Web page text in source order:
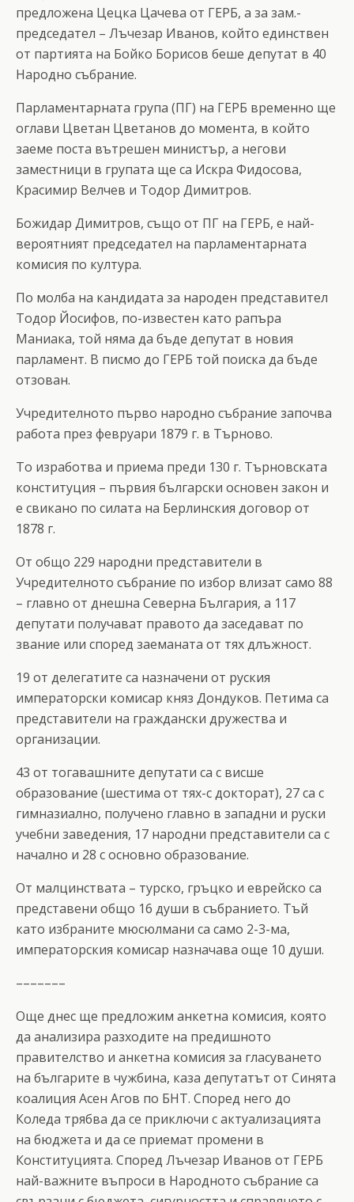
предложена Цецка Цачева от ГЕРБ, а за зам.-
председател – Лъчезар Иванов, който единствен
от партията на Бойко Борисов беше депутат в 40
Народно събрание.
Парламентарната група (ПГ) на ГЕРБ временно ще
оглави Цветан Цветанов до момента, в който
заеме поста вътрешен министър, а негови
заместници в групата ще са Искра Фидосова,
Красимир Велчев и Тодор Димитров.
Божидар Димитров, също от ПГ на ГЕРБ, е най-
вероятният председател на парламентарната
комисия по култура.
По молба на кандидата за народен представител
Тодор Йосифов, по-известен като рапъра
Маниака, той няма да бъде депутат в новия
парламент. В писмо до ГЕРБ той поиска да бъде
отзован.
Учредителното първо народно събрание започва
работа през февруари 1879 г. в Търново.
То изработва и приема преди 130 г. Търновската
конституция – първия български основен закон и
е свикано по силата на Берлинския договор от
1878 г.
От общо 229 народни представители в
Учредителното събрание по избор влизат само 88
– главно от днешна Северна България, а 117
депутати получават правото да заседават по
звание или според заеманата от тях длъжност.
19 от делегатите са назначени от руския
императорски комисар княз Дондуков. Петима са
представители на граждански дружества и
организации.
43 от тогавашните депутати са с висше
образование (шестима от тях-с докторат), 27 са с
гимназиално, получено главно в западни и руски
учебни заведения, 17 народни представители са с
начално и 28 с основно образование.
От малцинствата – турско, гръцко и еврейско са
представени общо 16 души в събранието. Тъй
като избраните мюсюлмани са само 2-3-ма,
императорския комисар назначава още 10 души.
–––––––
Още днес ще предложим анкетна комисия, която
да анализира разходите на предишното
правителство и анкетна комисия за гласуването
на българите в чужбина, каза депутатът от Синята
коалиция Асен Агов по БНТ. Според него до
Коледа трябва да се приключи с актуализацията
на бюджета и да се приемат промени в
Конституцията. Според Лъчезар Иванов от ГЕРБ
най-важните въпроси в Народното събрание са